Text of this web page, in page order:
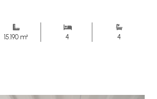
15.190 m² 4 4